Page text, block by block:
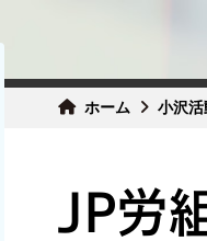
ホーム 小沢
JP労